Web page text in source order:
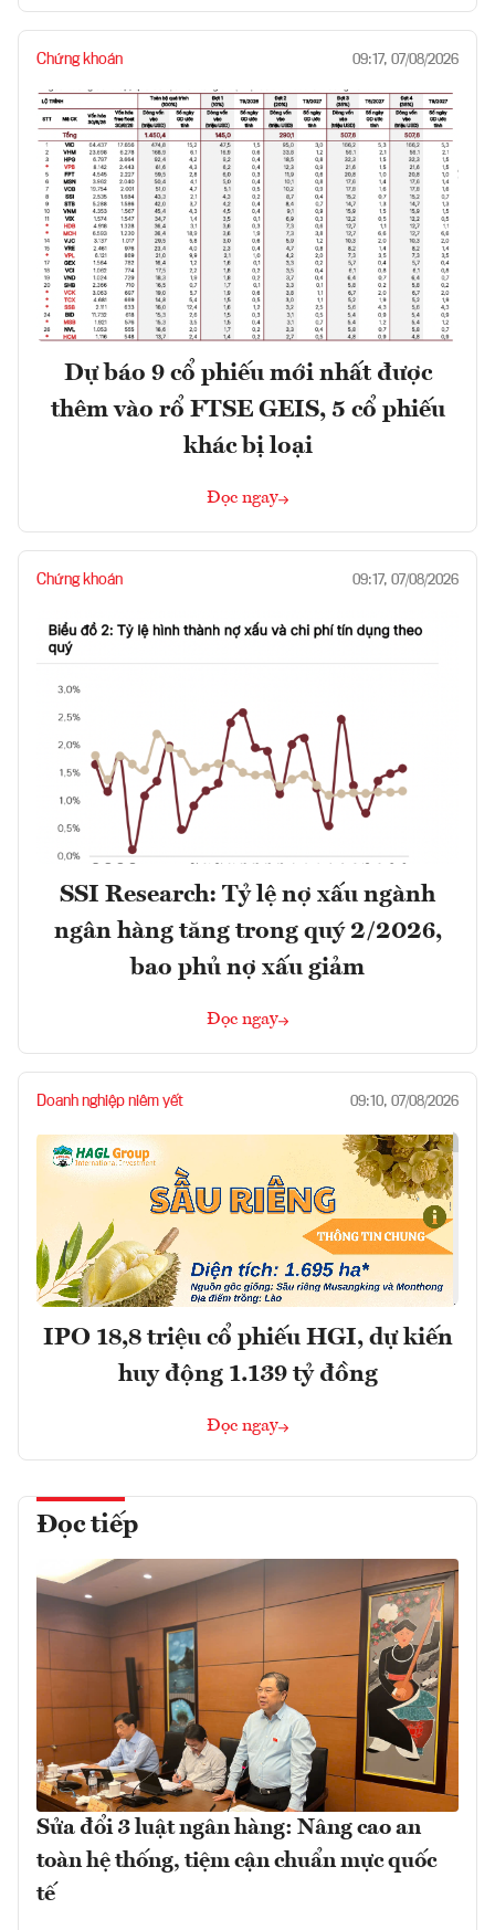
Chứng khoán 09:17, 07/08/2026
Dự báo 9 cổ phiếu mới nhất được
thêm vào rổ FTSE GEIS, 5 cổ phiếu
khác bị loại
Đọc ngay
Chứng khoán 09:17, 07/08/2026
SSI Research: Tỷ lệ nợ xấu ngành
ngân hàng tăng trong quý 2/2026,
bao phủ nợ xấu giảm
Đọc ngay
Doanh nghiệp niêm yết 09:10, 07/08/2026
IPO 18,8 triệu cổ phiếu HGI, dự kiến
huy động 1.139 tỷ đồng
Đọc ngay
Đọc tiếp
Sửa đổi 3 luật ngân hàng: Nâng cao an
toàn hệ thống, tiệm cận chuẩn mực quốc
tế